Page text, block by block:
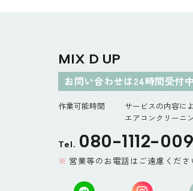
MIX D UP
お問い合わせは24時間受付中
作業可能時間
サービスの内容に
エアコンクリーニ
Tel. 080-1112-
営業等のお電話はご遠慮くださ